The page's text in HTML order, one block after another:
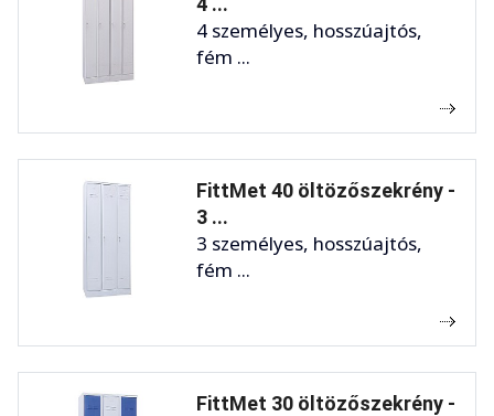
4 személyes, hosszúajtós,
fém ...
FittMet 40 öltözőszekrény -
3 ...
3 személyes, hosszúajtós,
fém ...
FittMet 30 öltözőszekrény -